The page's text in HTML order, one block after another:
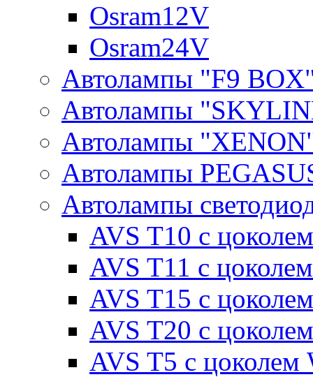
Osram12V
Osram24V
Автолампы "F9
Автолампы
Автолампы
Автолампы
Автолампы
AVS T10 с
AVS T11 с
AVS T15 с
AVS T20 с
AVS T5 с цоколем